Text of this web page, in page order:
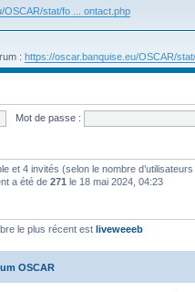
OSCAR/stat/fo ... ontact.php
: https://oscar.banquise.eu/OSCAR/
Mot de passe :
et 4 invités (selon le nombre
a été de 271 le 18 mai 2024, 04:23
le plus récent est liveweeeb
OSCAR